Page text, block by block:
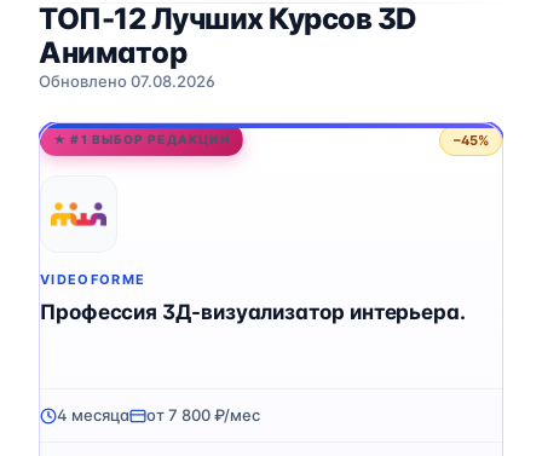
ТОП-12 Лучших Курсов 3D
Аниматор
Обновлено 07.08.2026
★ #1 ВЫБОР РЕДАКЦИИ −45%
VIDEOFORME
Профессия 3Д-визуализатор интерьера.
4 месяца от 7 800 ₽/мес